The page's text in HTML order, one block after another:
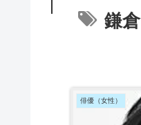
鎌倉
俳優（女性）